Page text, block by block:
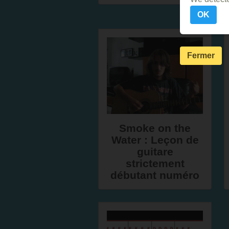
Smoke on the
Water : Leçon de
guitare
strictement
débutant numéro
OK
Fermer